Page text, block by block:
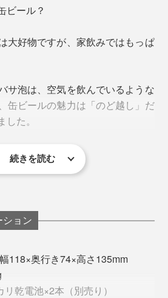
理想の比率と言われています。
で注いだビールと飲み比べてみて
の現象は、3つの条件が揃うこと
泡が大きくスカスカに。逆に低す
ため、冷蔵庫で6〜8℃に冷やす
入れっぱなしにするとビールの品
ため、5〜6時間ほど冷やすのがお
ー」の場合
アルコールビール、ノンアルコー
りきめ細かな泡がつくれます。
を外せば、丸洗いOK！注ぎ口も
けます。
ール？
大好物ですが、家飲みではもっぱ
サ泡は、空気を飲んでいるような
缶ビールの魅力は「のど越し」だ
た。
なにもおいしかったんだ……と感
続きを読む
ション
118×奥行き74×高さ135mm
乾電池×2本（別売り）